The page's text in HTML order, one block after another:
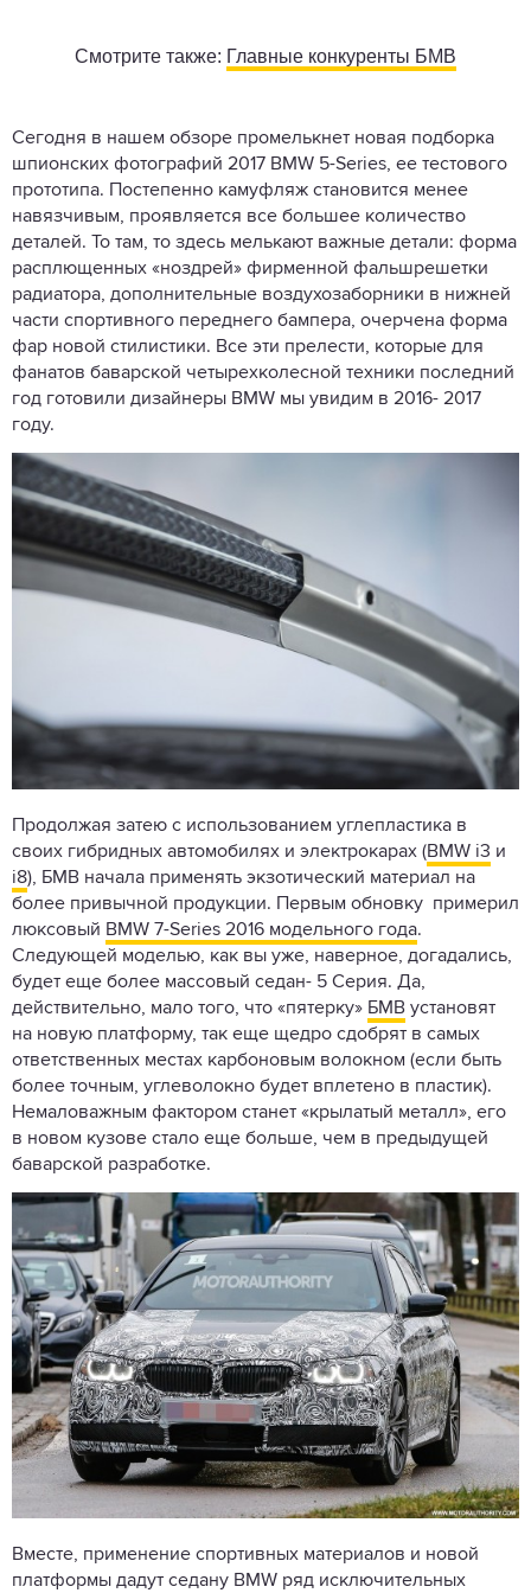
Смотрите также: Главные конкуренты БМВ
Сегодня в нашем обзоре промелькнет новая подборка
шпионских фотографий 2017 BMW 5-Series, ее тестового
прототипа. Постепенно камуфляж становится менее
навязчивым, проявляется все большее количество
деталей. То там, то здесь мелькают важные детали: форма
расплющенных «ноздрей» фирменной фальшрешетки
радиатора, дополнительные воздухозаборники в нижней
части спортивного переднего бампера, очерчена форма
фар новой стилистики. Все эти прелести, которые для
фанатов баварской четырехколесной техники последний
год готовили дизайнеры BMW мы увидим в 2016- 2017
году.
Продолжая затею с использованием углепластика в
своих гибридных автомобилях и электрокарах (BMW i3 и
i8), БМВ начала применять экзотический материал на
более привычной продукции. Первым обновку примерил
люксовый BMW 7-Series 2016 модельного года.
Следующей моделью, как вы уже, наверное, догадались,
будет еще более массовый седан- 5 Серия. Да,
действительно, мало того, что «пятерку» БМВ установят
на новую платформу, так еще щедро сдобрят в самых
ответственных местах карбоновым волокном (если быть
более точным, углеволокно будет вплетено в пластик).
Немаловажным фактором станет «крылатый металл», его
в новом кузове стало еще больше, чем в предыдущей
баварской разработке.
Вместе, применение спортивных материалов и новой
платформы дадут седану BMW ряд исключительных